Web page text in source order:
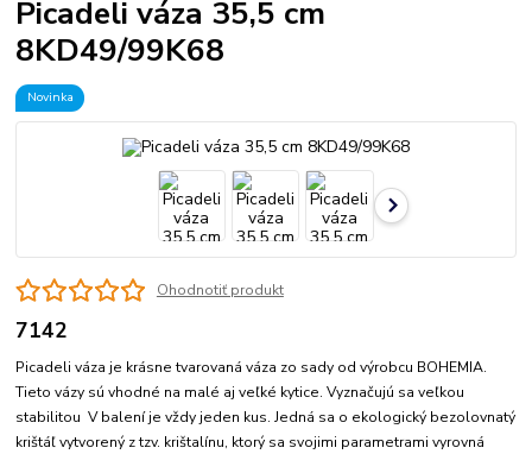
Picadeli váza 35,5 cm
8KD49/99K68
Novinka
Ohodnotiť produkt
7142
Picadeli váza je krásne tvarovaná váza zo sady od výrobcu BOHEMIA.
Tieto vázy sú vhodné na malé aj veľké kytice. Vyznačujú sa veľkou
stabilitou V balení je vždy jeden kus. Jedná sa o ekologický bezolovnatý
krištáľ vytvorený z tzv. krištalínu, ktorý sa svojimi parametrami vyrovná